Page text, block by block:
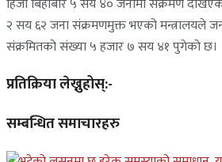
२ सय ६२ जना संक्रमणमुक्त भएको मन्त्रालयले
संक्रमितको संख्या ५ हजार ७ सय ४१ पुगेको छ।
प्रतिक्रिया लेख्नुहोस्:-
सम्बन्धित समाचारहरु